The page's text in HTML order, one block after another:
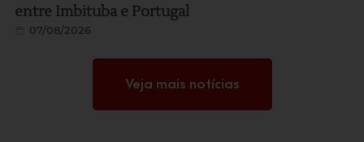
entre Imbituba e Portugal
07/08/2026
Veja mais notícias